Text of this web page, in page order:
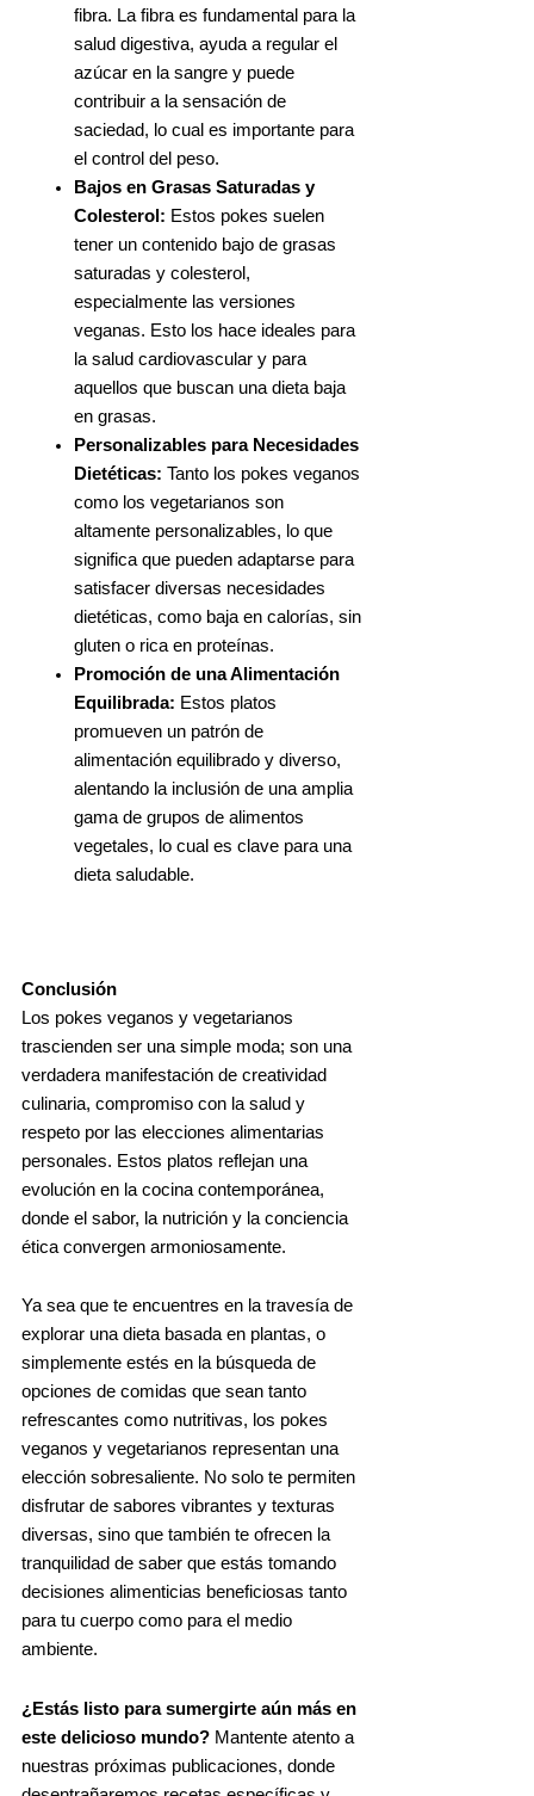
fibra. La fibra es fundamental para la
salud digestiva, ayuda a regular el
azúcar en la sangre y puede
contribuir a la sensación de
saciedad, lo cual es importante para
el control del peso.
Bajos en Grasas Saturadas y
Colesterol: Estos pokes suelen
tener un contenido bajo de grasas
saturadas y colesterol,
especialmente las versiones
veganas. Esto los hace ideales para
la salud cardiovascular y para
aquellos que buscan una dieta baja
en grasas.
Personalizables para Necesidades
Dietéticas: Tanto los pokes veganos
como los vegetarianos son
altamente personalizables, lo que
significa que pueden adaptarse para
satisfacer diversas necesidades
dietéticas, como baja en calorías, sin
gluten o rica en proteínas.
Promoción de una Alimentación
Equilibrada: Estos platos
promueven un patrón de
alimentación equilibrado y diverso,
alentando la inclusión de una amplia
gama de grupos de alimentos
vegetales, lo cual es clave para una
dieta saludable.
Conclusión
Los pokes veganos y vegetarianos
trascienden ser una simple moda; son una
verdadera manifestación de creatividad
culinaria, compromiso con la salud y
respeto por las elecciones alimentarias
personales. Estos platos reflejan una
evolución en la cocina contemporánea,
donde el sabor, la nutrición y la conciencia
ética convergen armoniosamente.
Ya sea que te encuentres en la travesía de
explorar una dieta basada en plantas, o
simplemente estés en la búsqueda de
opciones de comidas que sean tanto
refrescantes como nutritivas, los pokes
veganos y vegetarianos representan una
elección sobresaliente. No solo te permiten
disfrutar de sabores vibrantes y texturas
diversas, sino que también te ofrecen la
tranquilidad de saber que estás tomando
decisiones alimenticias beneficiosas tanto
para tu cuerpo como para el medio
ambiente.
¿Estás listo para sumergirte aún más en
este delicioso mundo? Mantente atento a
nuestras próximas publicaciones, donde